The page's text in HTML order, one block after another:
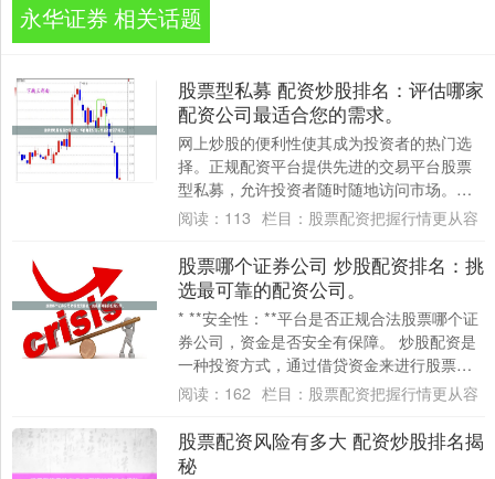
永华证券 相关话题
股票型私募 配资炒股排名：评估哪家
配资公司最适合您的需求。
网上炒股的便利性使其成为投资者的热门选
择。正规配资平台提供先进的交易平台股票
型私募，允许投资者随时随地访问市场。他
们还提供实时市场数据和分析工具，帮助投
阅读： 113 栏目： 股票配资把握行情更从容
股票哪个证券公司 炒股配资排名：挑
选最可靠的配资公司。
* **安全性：**平台是否正规合法股票哪个证
券公司，资金是否安全有保障。 炒股配资是
一种投资方式，通过借贷资金来进行股票交
易。在选择配资公司时，确保选择可靠的....
阅读： 162 栏目： 股票配资把握行情更从容
股票配资风险有多大 配资炒股排名揭
秘